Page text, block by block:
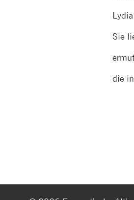
Sie
die